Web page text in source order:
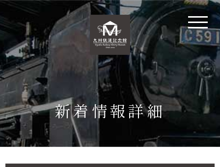
新着情報詳細